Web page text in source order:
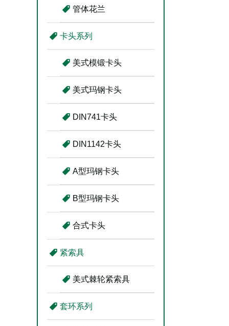
管体花兰
卡头系列
美式模锻卡头
美式玛钢卡头
DIN741卡头
DIN1142卡头
A型玛钢卡头
B型玛钢卡头
合式卡头
紧索具
美式棘轮紧索具
套环系列